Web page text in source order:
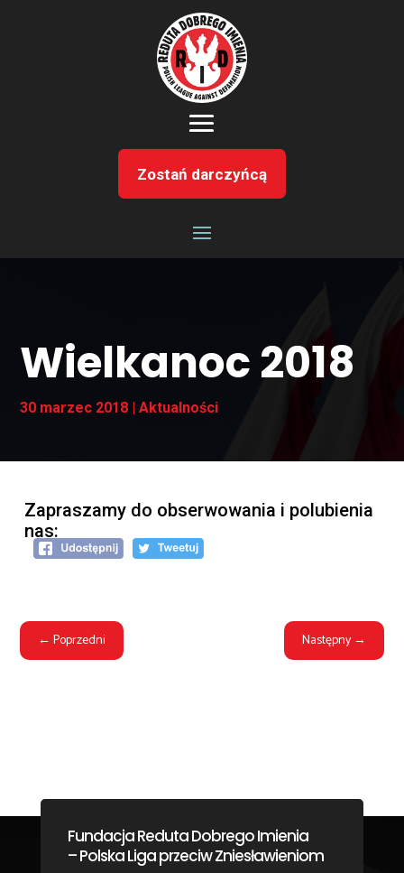
Zostań darczyńcą
Wielkanoc 2018
30 marzec 2018 |Aktualności
Zapraszamy do obserwowania i polubienia
nas:
←Poprzedni Następny→
Fundacja Reduta Dobrego Imienia
– Polska Liga przeciw Zniesławieniom